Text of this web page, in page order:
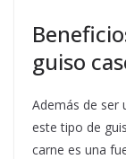
guiso
Además de ser
este tipo de
carne es una